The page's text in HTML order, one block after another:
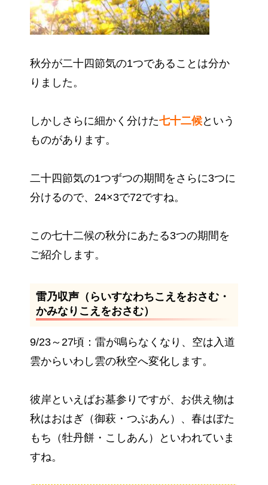
秋分が二十四節気の1つであることは分か
りました。
しかしさらに細かく分けた七十二候という
ものがあります。
二十四節気の1つずつの期間をさらに3つに
分けるので、24×3で72ですね。
この七十二候の秋分にあたる3つの期間を
ご紹介します。
雷乃収声（らいすなわちこえをおさむ・
かみなりこえをおさむ）
9/23～27頃：雷が鳴らなくなり、空は入道
雲からいわし雲の秋空へ変化します。
彼岸といえばお墓参りですが、お供え物は
秋はおはぎ（御萩・つぶあん）、春はぼた
もち（牡丹餅・こしあん）といわれていま
すね。